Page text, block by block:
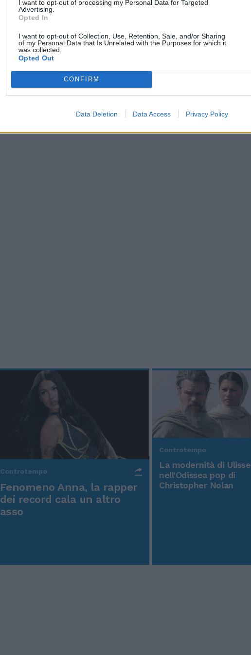
I want to opt-out of processing my Personal Data for Targeted
Advertising.
Opted In
I want to opt-out of Collection, Use, Retention, Sale, and/or Sharing
of my Personal Data that Is Unrelated with the Purposes for which it
was collected.
Opted Out
CONFIRM
Data Deletion Data Access Privacy Policy
Controtempo
Fenomeno Anna, la rapper
dei record cala un altro
asso
Controtempo
La modernità di Ulisse
nell'Odissea pop di
Christopher Nolan